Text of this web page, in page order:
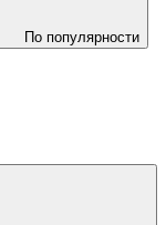
По популярности